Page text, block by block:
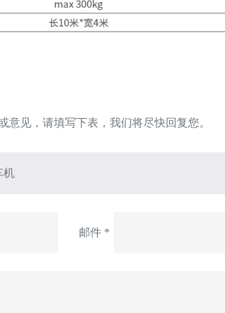
意见，请填写下表，我们将尽快回复您。
邮件 *